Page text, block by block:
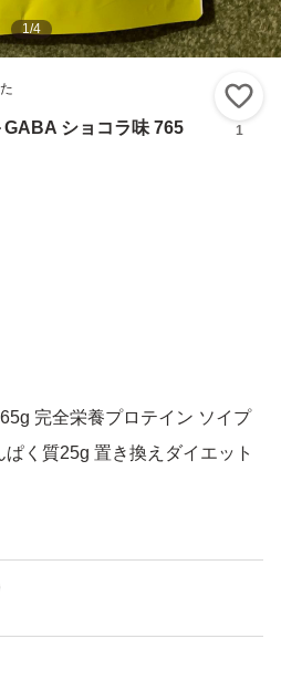
1/4
ショコラ味 765
1
完全栄養プロテイン ソイプ
く質25g 置き換えダイエット